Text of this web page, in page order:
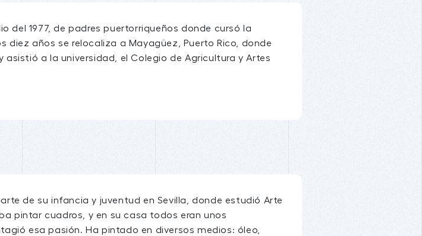
del 1977, de padres puertorriqueños donde cursó la
diez años se relocaliza a Mayagüez, Puerto Rico, donde
asistió a la universidad, el Colegio de Agricultura y Artes
de su infancia y juventud en Sevilla, donde estudió Arte
pintar cuadros, y en su casa todos eran unos
esa pasión. Ha pintado en diversos medios: óleo,